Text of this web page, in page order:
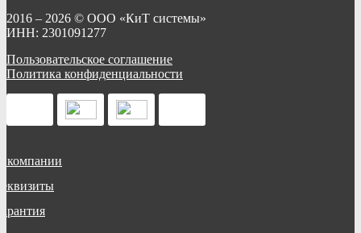
2016 – 2026 © ООО «КиТ системы»
ИНН: 2301091277
Пользовательское соглашение
Политика конфиденциальности
компании